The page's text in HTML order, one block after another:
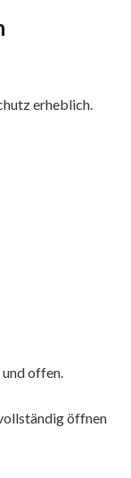
erheblich.
offen.
öffnen